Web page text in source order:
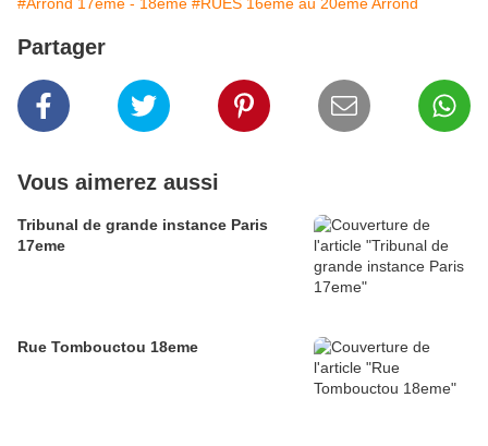
Partager
Vous aimerez aussi
Tribunal de grande instance Paris
17eme
Rue Tombouctou 18eme